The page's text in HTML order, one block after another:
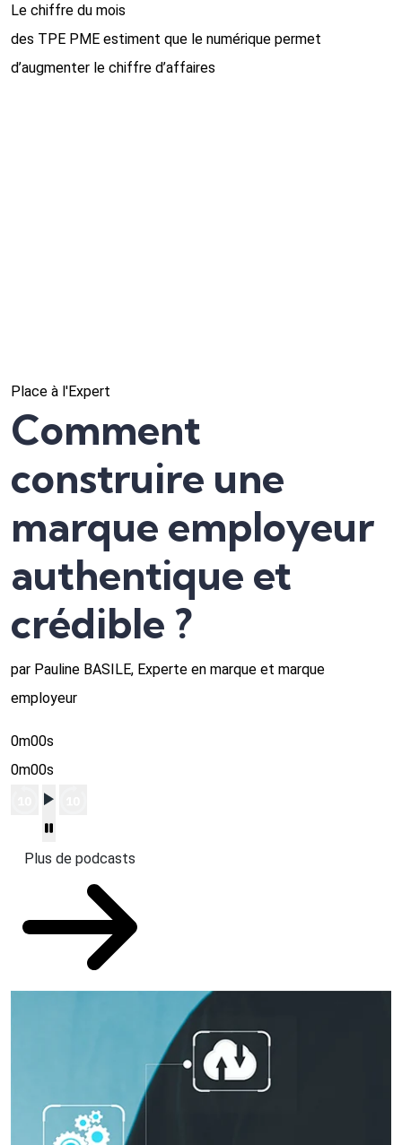
Le chiffre du mois
des TPE PME estiment que le numérique permet
d’augmenter le chiffre d’affaires
Place à l'Expert
Comment
construire une
marque employeur
authentique et
crédible ?
par Pauline BASILE, Experte en marque et marque
employeur
0m00s
0m00s
Plus de podcasts